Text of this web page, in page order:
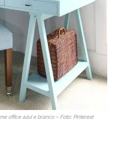
office azul e branco – Foto: Pinterest